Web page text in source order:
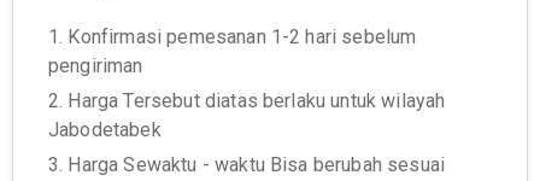
1. Konfirmasi pemesanan 1-2 hari sebelum
pengiriman
2. Harga Tersebut diatas berlaku untuk wilayah
Jabodetabek
3. Harga Sewaktu - waktu Bisa berubah sesuai